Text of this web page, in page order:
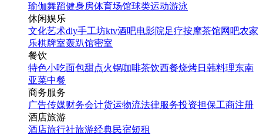
瑜伽舞蹈健身房体育场馆球类运动游泳
休闲娱乐
文化艺术diy手工坊ktv酒吧电影院足疗按摩茶馆网吧农家
乐棋牌室轰趴馆密室
餐饮
特色小吃面包甜点火锅咖啡茶饮西餐烧烤日韩料理东南
亚菜中餐
商务服务
广告传媒财务会计货运物流法律服务投资担保工商注册
酒店旅游
酒店旅行社旅游经典民宿短租